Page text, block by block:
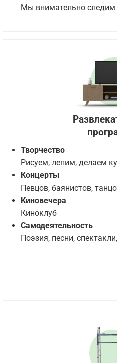
Мы внимательно
Творчество
Рисуем, лепим, делаем
Концерты
Певцов, баянистов,
Киновечера
Киноклуб
Самодеятельность
Поэзия, песни,